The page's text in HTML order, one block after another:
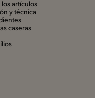
los artículos
y técnica
caseras